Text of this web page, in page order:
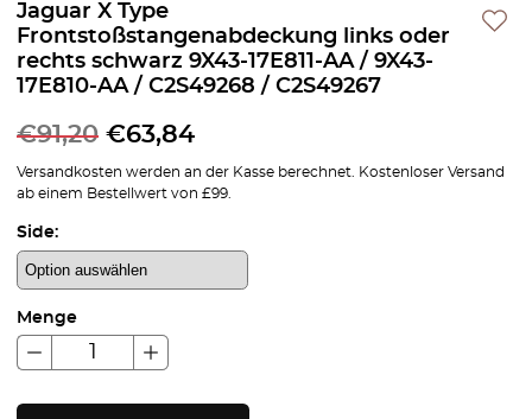
Jaguar X Type
Frontstoßstangenabdeckung links oder
rechts schwarz 9X43-17E811-AA / 9X43-
17E810-AA / C2S49268 / C2S49267
€91,20 €63,84
Versandkosten werden an der Kasse berechnet. Kostenloser Versand
ab einem Bestellwert von £99.
Side:
Menge